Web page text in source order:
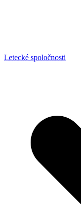
Letecké spoločnosti